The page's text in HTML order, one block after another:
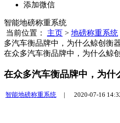
添加微信
智能地磅称重系统
当前位置： 主页 > 地磅称重系统
多汽车衡品牌中，为什么鲸创衡
在众多汽车衡品牌中，为什么鲸
在众多汽车衡品牌中，为什
智能地磅称重系统 | 2020-07-16